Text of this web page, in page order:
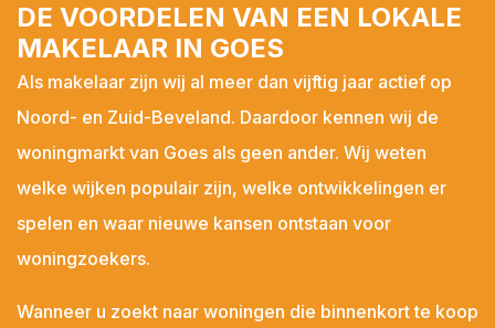
DE VOORDELEN VAN EEN LOKALE
MAKELAAR IN GOES
Als makelaar zijn wij al meer dan vijftig jaar actief op
Noord- en Zuid-Beveland. Daardoor kennen wij de
woningmarkt van Goes als geen ander. Wij weten
welke wijken populair zijn, welke ontwikkelingen er
spelen en waar nieuwe kansen ontstaan voor
woningzoekers.
Wanneer u zoekt naar woningen die binnenkort te koop
Oosterland
Renesse